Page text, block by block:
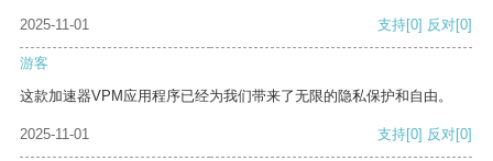
2025-11-01 支持[0] 反对[0]
游客
这款加速器VPM应用程序已经为我们带来了无限的隐私保护和自由。
2025-11-01 支持[0] 反对[0]